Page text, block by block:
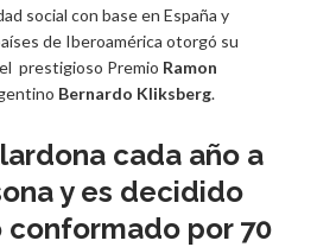
social con base en España y
de Iberoamérica otorgó su
prestigioso Premio Ramon
Bernardo Kliksberg.
cada año a
y es decidido
conformado por 70